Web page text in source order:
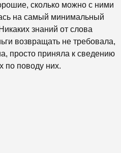
сколько можно с ними
на самый минимальный
знаний от слова
возвращать не требовала,
просто приняла к сведению
по поводу них.